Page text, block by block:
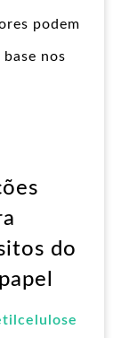
podem
nos
do